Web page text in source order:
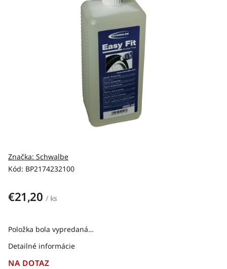
Kód: BP2174232100
Značka: Schwalbe
€21,20 / ks
NA DOTAZ
Položka bola vypredaná…
Detailné informácie